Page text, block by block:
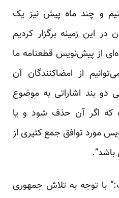
و چند ماه پیش نیز یک
این زمینه برگزار کردیم
از پیش‌نویس قطعنامه ما
از امضاکنندگان آن
دو بند اشاراتی به موضوع
که اگر آن حذف شود و یا
مورد توافق جمع کثیری از
با توجه به تلاش جمهوری